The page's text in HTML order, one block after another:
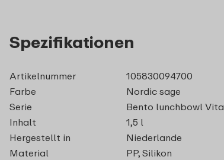
Spezifikationen
Artikelnummer
105830094700
Farbe
Nordic sage
Serie
Bento lunchbowl Vita
Inhalt
1,5 l
Hergestellt in
Niederlande
Material
PP, Silikon